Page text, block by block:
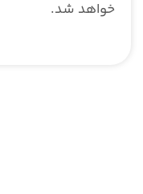
خواهد شد.